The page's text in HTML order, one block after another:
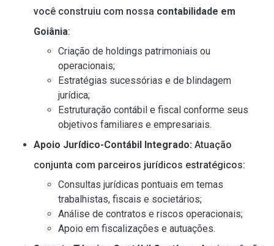
você construiu com nossa contabilidade em
Goiânia:
Criação de holdings patrimoniais ou
operacionais;
Estratégias sucessórias e de blindagem
jurídica;
Estruturação contábil e fiscal conforme seus
objetivos familiares e empresariais.
Apoio Jurídico-Contábil Integrado: Atuação
conjunta com parceiros jurídicos estratégicos:
Consultas jurídicas pontuais em temas
trabalhistas, fiscais e societários;
Análise de contratos e riscos operacionais;
Apoio em fiscalizações e autuações.